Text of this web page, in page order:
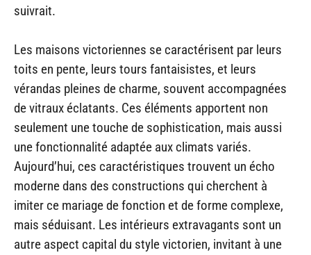
suivrait.
Les maisons victoriennes se caractérisent par leurs
toits en pente, leurs tours fantaisistes, et leurs
vérandas pleines de charme, souvent accompagnées
de vitraux éclatants. Ces éléments apportent non
seulement une touche de sophistication, mais aussi
une fonctionnalité adaptée aux climats variés.
Aujourd’hui, ces caractéristiques trouvent un écho
moderne dans des constructions qui cherchent à
imiter ce mariage de fonction et de forme complexe,
mais séduisant. Les intérieurs extravagants sont un
autre aspect capital du style victorien, invitant à une